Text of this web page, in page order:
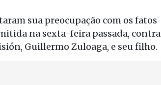
sua preocupação com os fatos
na sexta-feira passada, contra
Guillermo Zuloaga, e seu filho.